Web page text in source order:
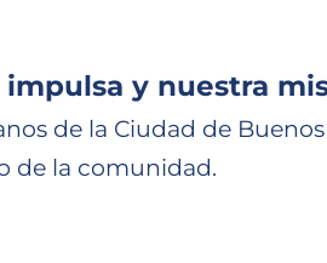
impulsa y nuestra
de la Ciudad de Buenos
de la comunidad.